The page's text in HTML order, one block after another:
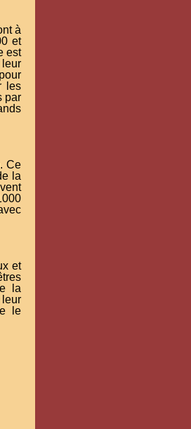
à
et
est
les
par
Ce
la
et
la
leur
le